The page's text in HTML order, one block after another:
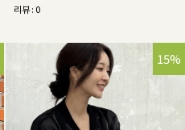
리뷰 : 0
15%